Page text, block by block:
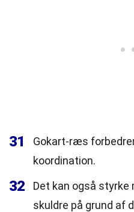
31
Gokart-ræs
koordination.
32
Det kan også styrke
skuldre på grund af